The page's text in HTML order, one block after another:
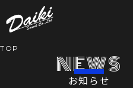
TOP
NEWS
お知らせ